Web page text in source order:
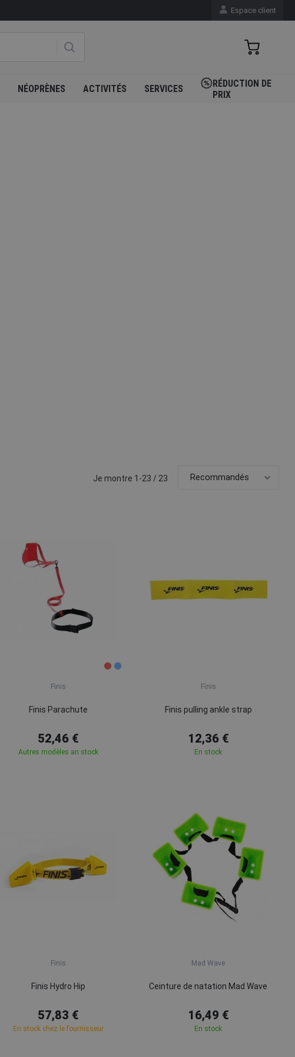
Espace client
NÉOPRÈNES ACTIVITÉS SERVICES
RÉDUCTION DE
PRIX
Je montre 1-23 / 23
Finis
Finis Parachute
52,46 €
Autres modèles an stock
Finis
Finis pulling ankle strap
12,36 €
En stock
Finis
Finis Hydro Hip
57,83 €
En stock chez le fournisseur
Mad Wave
Ceinture de natation Mad Wave
16,49 €
En stock